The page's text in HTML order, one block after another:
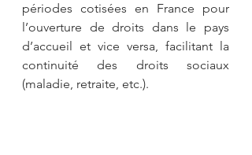
périodes cotisées en France pour
l’ouverture de droits dans le pays
d’accueil et vice versa, facilitant la
continuité des droits sociaux
(maladie, retraite, etc.).